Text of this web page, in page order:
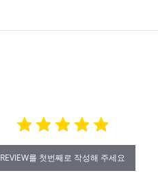
REVIEW를 첫번째로 작성해 주세요